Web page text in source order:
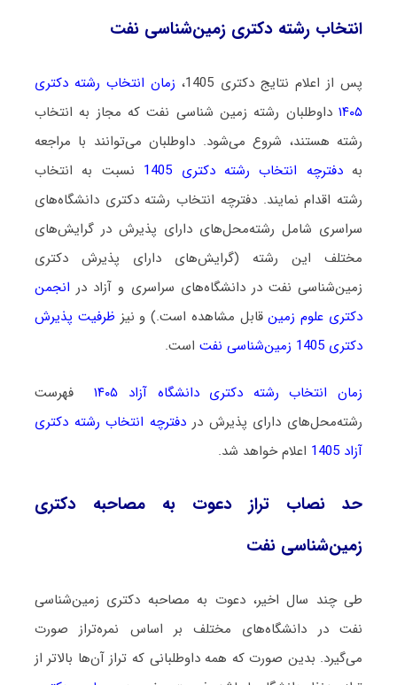
انتخاب رشته دکتری زمین‌شناسی نفت
پس از اعلام نتایج دکتری 1405،
زمان انتخاب رشته دکتری
۱۴۰۵داوطلبان رشته زمین ‌شناسی نفت که مجاز به انتخاب
رشته هستند، شروع می‌شود. داوطلبان می‌توانند با مراجعه
بهدفترچه انتخاب رشته دکتری 1405
نسبت به انتخاب
رشته اقدام نمایند. دفترچه انتخاب رشته دکتری دانشگاه‌های
سراسری شامل رشته‌محل‌های دارای پذیرش در گرایش‌های
مختلف این رشته (گرایش‌های دارای پذیرش دکتری
زمین‌شناسی نفت در دانشگاه‌های سراسری و آزاد درانجمن
دکتری علوم زمین قابل مشاهده است.) و نیز ظرفیت پذیرش
دکتری 1405 زمین‌شناسی نفت
است.
زمان انتخاب رشته دکتری دانشگاه آزاد ۱۴۰۵
فهرست
رشته‌محل‌های دارای پذیرش در دفترچه انتخاب رشته دکتری
آزاد 1405
اعلام خواهد شد.
حد نصاب تراز دعوت به مصاحبه دکتری
زمین‌شناسی نفت
طی چند سال اخیر، دعوت به مصاحبه دکتری زمین‌شناسی
نفت در دانشگاه‌های مختلف بر اساس نمره‌تراز صورت
می‌گیرد. بدین صورت که همه داوطلبانی که تراز آن‌ها بالاتر از